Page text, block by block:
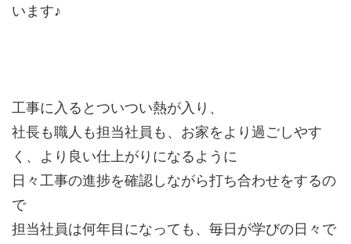
います♪
工事に入るとついつい熱が入り、
社長も職人も担当社員も、お家をより過ごしやす
く、より良い仕上がりになるように
日々工事の進捗を確認しながら打ち合わせをするの
で
担当社員は何年目になっても、毎日が学びの日々で